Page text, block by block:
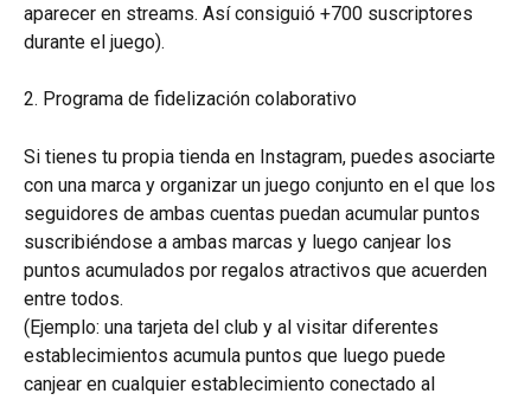
aparecer en streams. Así consiguió +700 suscriptores
durante el juego).
2. Programa de fidelización colaborativo
Si tienes tu propia tienda en Instagram, puedes asociarte
con una marca y organizar un juego conjunto en el que los
seguidores de ambas cuentas puedan acumular puntos
suscribiéndose a ambas marcas y luego canjear los
puntos acumulados por regalos atractivos que acuerden
entre todos.
(Ejemplo: una tarjeta del club y al visitar diferentes
establecimientos acumula puntos que luego puede
canjear en cualquier establecimiento conectado al